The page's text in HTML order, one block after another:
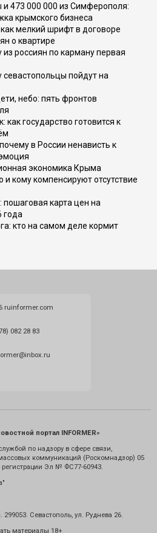
и 473 000 000 из Симферополя:
крымского бизнеса
мелкий шрифт в договоре
о квартире
россиян по карману первая
севастопольцы пойдут на
небо: пять фронтов
как государство готовится к
в России ненависть к
экономика Крыма
и кому компенсируют отсутствие
карта цен на
года
кто на самом деле кормит
ruinformer.com
082 28 83
портал INFORMER»
по надзору в сфере связи,
коммуникаций (Роскомнадзор) 05
регистрации Эл № ФС77-60943.
Севастополь, ул. Руднева 26.
материалы 18+